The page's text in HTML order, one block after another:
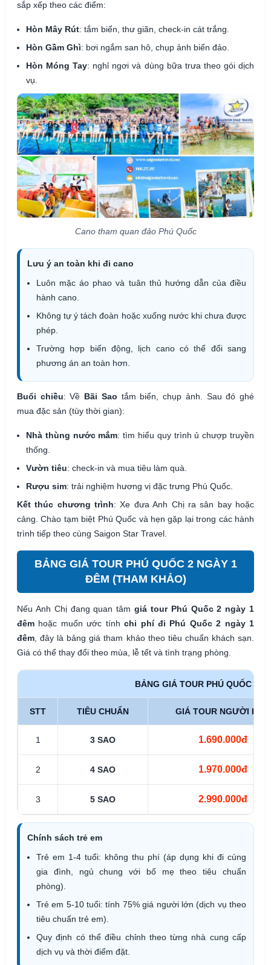
sắp xếp theo các điểm:
Hòn Mây Rút: tắm biển, thư giãn, check-in cát trắng.
Hòn Gầm Ghì: bơi ngắm san hô, chụp ảnh biển đảo.
Hòn Móng Tay: nghỉ ngơi và dùng bữa trưa theo gói dịch
vụ.
Cano tham quan đảo Phú Quốc
Lưu ý an toàn khi đi cano
Luôn mặc áo phao và tuân thủ hướng dẫn của điều
hành cano.
Không tự ý tách đoàn hoặc xuống nước khi chưa được
phép.
Trường hợp biển động, lịch cano có thể đổi sang
phương án an toàn hơn.
Buổi chiều: Về Bãi Sao tắm biển, chụp ảnh. Sau đó ghé
mua đặc sản (tùy thời gian):
Nhà thùng nước mắm: tìm hiểu quy trình ủ chượp truyền
thống.
Vườn tiêu: check-in và mua tiêu làm quà.
Rượu sim: trải nghiệm hương vị đặc trưng Phú Quốc.
Kết thúc chương trình: Xe đưa Anh Chị ra sân bay hoặc
cảng. Chào tạm biệt Phú Quốc và hẹn gặp lại trong các hành
trình tiếp theo cùng Saigon Star Travel.
BẢNG GIÁ TOUR PHÚ QUỐC 2 NGÀY 1
ĐÊM (THAM KHẢO)
Nếu Anh Chị đang quan tâm giá tour Phú Quốc 2 ngày 1
đêm hoặc muốn ước tínhchi phí đi Phú Quốc 2 ngày 1
đêm , đây là bảng giá tham khảo theo tiêu chuẩn khách sạn.
Giá có thể thay đổi theo mùa, lễ tết và tình trạng phòng.
BẢNG GIÁ TOUR PHÚ QUỐC 2
STT TIÊU CHUẨN GIÁ TOUR NGƯỜI LỚN
1 3 SAO 1.690.000đ
2 4 SAO 1.970.000đ
3 5 SAO 2.990.000đ
Chính sách trẻ em
Trẻ em 1-4 tuổi: không thu phí (áp dụng khi đi cùng
gia đình, ngủ chung với bố mẹ theo tiêu chuẩn
phòng).
Trẻ em 5-10 tuổi: tính 75% giá người lớn (dịch vụ theo
tiêu chuẩn trẻ em).
Quy định có thể điều chỉnh theo từng nhà cung cấp
dịch vụ và thời điểm đặt.